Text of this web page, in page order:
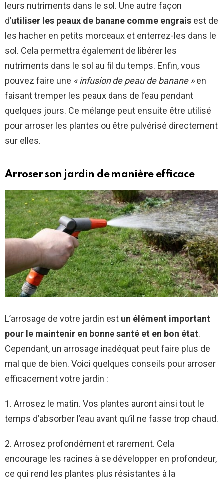
leurs nutriments dans le sol. Une autre façon
d’utiliser les peaux de banane comme engrais est de
les hacher en petits morceaux et enterrez-les dans le
sol. Cela permettra également de libérer les
nutriments dans le sol au fil du temps. Enfin, vous
pouvez faire une « infusion de peau de banane »en
faisant tremper les peaux dans de l’eau pendant
quelques jours. Ce mélange peut ensuite être utilisé
pour arroser les plantes ou être pulvérisé directement
sur elles.
Arroser son jardin de manière efficace
L’arrosage de votre jardin est un élément important
pour le maintenir en bonne santé et en bon état.
Cependant, un arrosage inadéquat peut faire plus de
mal que de bien. Voici quelques conseils pour arroser
efficacement votre jardin :
1. Arrosez le matin. Vos plantes auront ainsi tout le
temps d’absorber l’eau avant qu’il ne fasse trop chaud.
2. Arrosez profondément et rarement. Cela
encourage les racines à se développer en profondeur,
ce qui rend les plantes plus résistantes à la